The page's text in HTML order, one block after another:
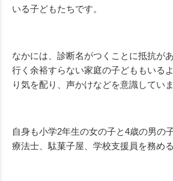
いる子どもたちです。
なかには、診断名がつくことに抵抗が
行く余裕すらない家庭の子どももいる
り気を配り、声かけなどを意識していま
自身も小学2年生の女の子と4歳の男の
療法士、駄菓子屋、学校支援員を務め